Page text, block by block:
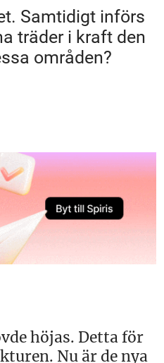
Samtidigt införs
träder i kraft den
områden?
höjas. Detta för
Nu är de nya